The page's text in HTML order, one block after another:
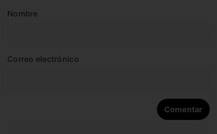
Nombre
Correo electrónico